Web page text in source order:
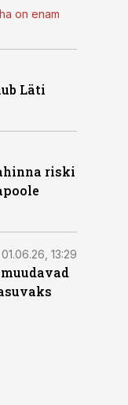
on enam
Läti
riski
01.06.26, 13:29